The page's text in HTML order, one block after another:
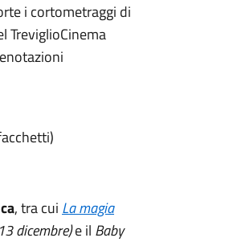
i cortometraggi di
TreviglioCinema
, tra cui La magia
dicembre)e il Baby